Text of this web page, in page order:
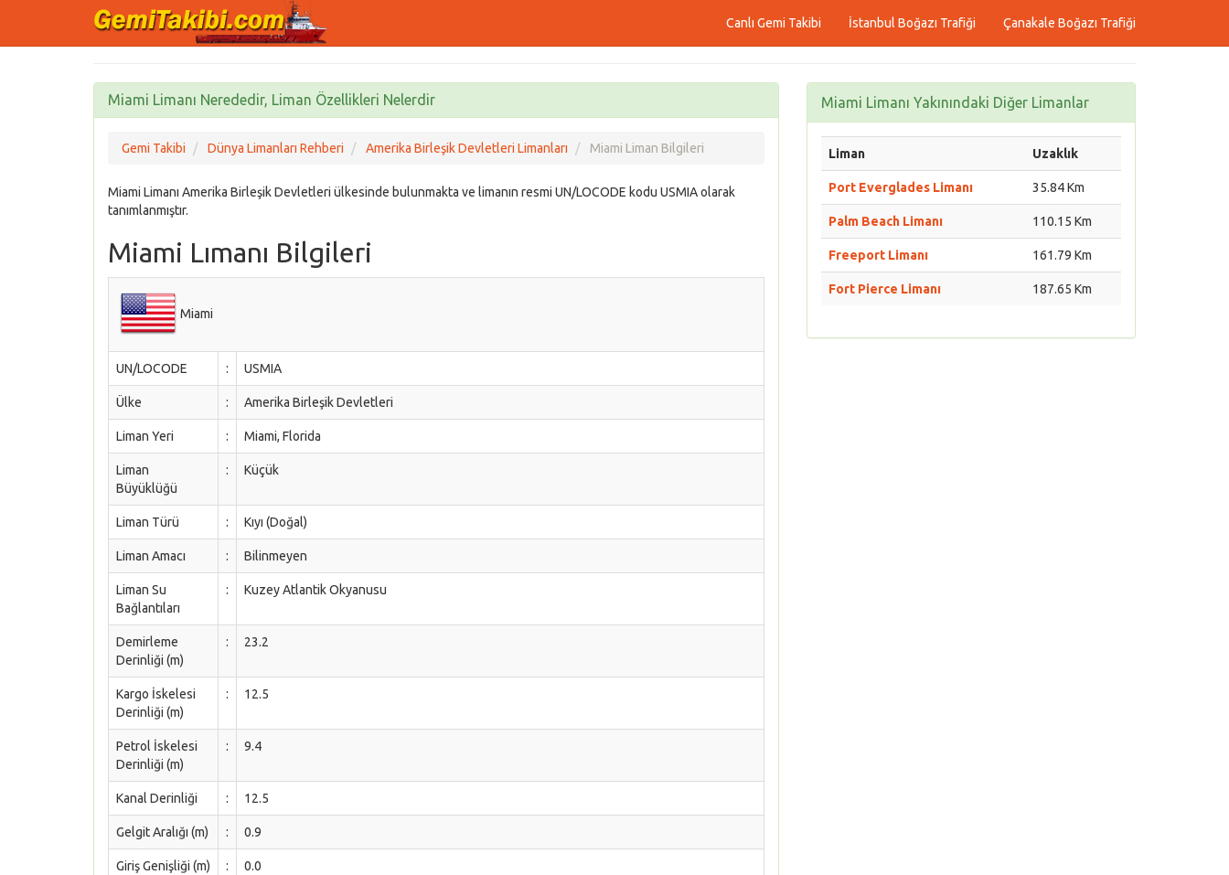
Canlı Gemi Takibi İstanbul Boğazı Trafiği Çanakale Boğazı Trafiği
Miami Limanı Nerededir, Liman Özellikleri Nelerdir
Gemi Takibi Dünya Limanları Rehberi Amerika Birleşik Devletleri Limanları Miami Liman Bilgileri
Miami Limanı Amerika Birleşik Devletleri ülkesinde bulunmakta ve limanın resmi UN/LOCODE kodu USMIA olarak
tanımlanmıştır.
Miami Lımanı Bilgileri
Miami
UN/LOCODE : USMIA
Ülke : Amerika Birleşik Devletleri
Liman Yeri : Miami, Florida
Liman
Büyüklüğü
: Küçük
Liman Türü : Kıyı (Doğal)
Liman Amacı : Bilinmeyen
Liman Su
Bağlantıları
: Kuzey Atlantik Okyanusu
Demirleme
Derinliği (m)
: 23.2
Kargo İskelesi
Derinliği (m)
: 12.5
Petrol İskelesi
Derinliği (m)
: 9.4
Kanal Derinliği : 12.5
Gelgit Aralığı (m) : 0.9
Giriş Genişliği (m) : 0.0
Miami Limanı Yakınındaki Diğer Limanlar
Liman Uzaklık
Port Everglades Limanı 35.84 Km
Palm Beach Limanı 110.15 Km
Freeport Limanı 161.79 Km
Fort Pierce Limanı 187.65 Km